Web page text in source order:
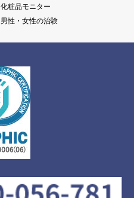
化粧品モニター
男性・女性の治験